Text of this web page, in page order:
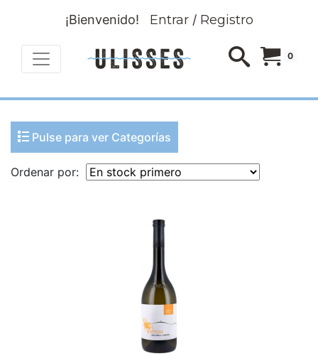
¡Bienvenido! Entrar/ Registro
0
Pulse para ver Categorías
Ordenar por: